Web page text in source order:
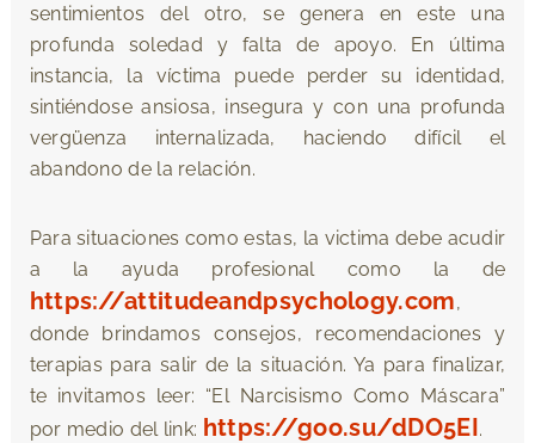
sentimientos del otro, se genera en este una
profunda soledad y falta de apoyo. En última
instancia, la víctima puede perder su identidad,
sintiéndose ansiosa, insegura y con una profunda
vergüenza internalizada, haciendo difícil el
abandono de la relación.
Para situaciones como estas, la victima debe acudir
a la ayuda profesional como la de
https://attitudeandpsychology.com,
donde brindamos consejos, recomendaciones y
terapias para salir de la situación. Ya para finalizar,
te invitamos leer: “El Narcisismo Como Máscara”
por medio del link: https://goo.su/dDO5EI.